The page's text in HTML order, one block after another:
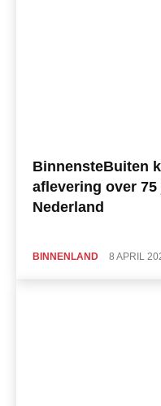
BinnensteBuiten
aflevering over
Nederland
BINNENLAND 8 APRIL